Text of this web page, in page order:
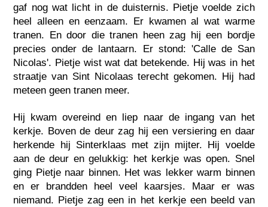
gaf nog wat licht in de duisternis. Pietje voelde zich
heel alleen en eenzaam. Er kwamen al wat warme
tranen. En door die tranen heen zag hij een bordje
precies onder de lantaarn. Er stond: 'Calle de San
Nicolas'. Pietje wist wat dat betekende. Hij was in het
straatje van Sint Nicolaas terecht gekomen. Hij had
meteen geen tranen meer.
Hij kwam overeind en liep naar de ingang van het
kerkje. Boven de deur zag hij een versiering en daar
herkende hij Sinterklaas met zijn mijter. Hij voelde
aan de deur en gelukkig: het kerkje was open. Snel
ging Pietje naar binnen. Het was lekker warm binnen
en er brandden heel veel kaarsjes. Maar er was
niemand. Pietje zag een in het kerkje een beeld van